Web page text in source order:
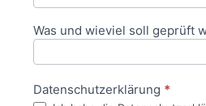
Was und wieviel soll geprüft
Datenschutzerklärung *